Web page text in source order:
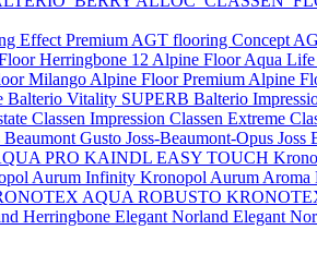
Effect Premium AGT flooring Concept
Herringbone 12 Alpine Floor Aqua Life
Milango Alpine Floor Premium Alpine
Balterio Vitality SUPERB Balterio
Classen Impression Classen Extreme
Beaumont Gusto Joss-Beaumont-Opus Joss
PRO KAINDL EASY TOUCH
Aurum Infinity Kronopol Aurum Aroma
AQUA ROBUSTO
Herringbone Elegant Norland Elegant